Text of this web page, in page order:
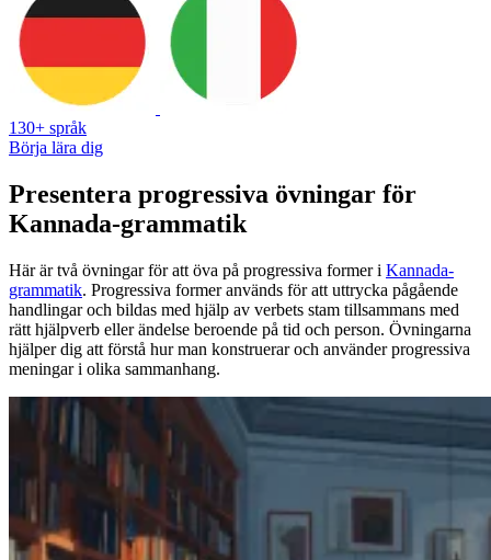
130+ språk
Börja lära dig
Presentera progressiva övningar för
Kannada-grammatik
Här är två övningar för att öva på progressiva former i Kannada-
grammatik. Progressiva former används för att uttrycka pågående
handlingar och bildas med hjälp av verbets stam tillsammans med
rätt hjälpverb eller ändelse beroende på tid och person. Övningarna
hjälper dig att förstå hur man konstruerar och använder progressiva
meningar i olika sammanhang.